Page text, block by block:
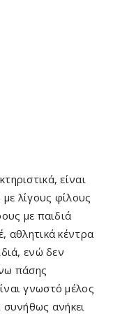
είναι
λίγους φίλους
με παιδιά
αθλητικά κέντρα
ενώ δεν
πάσης
γνωστό μέλος
συνήθως ανήκει